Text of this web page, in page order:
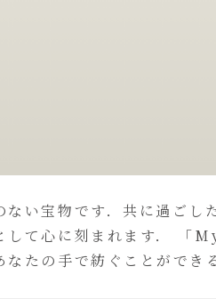
い宝物です．共に過ごし
して心に刻まれます．
たの手で紡ぐことができ